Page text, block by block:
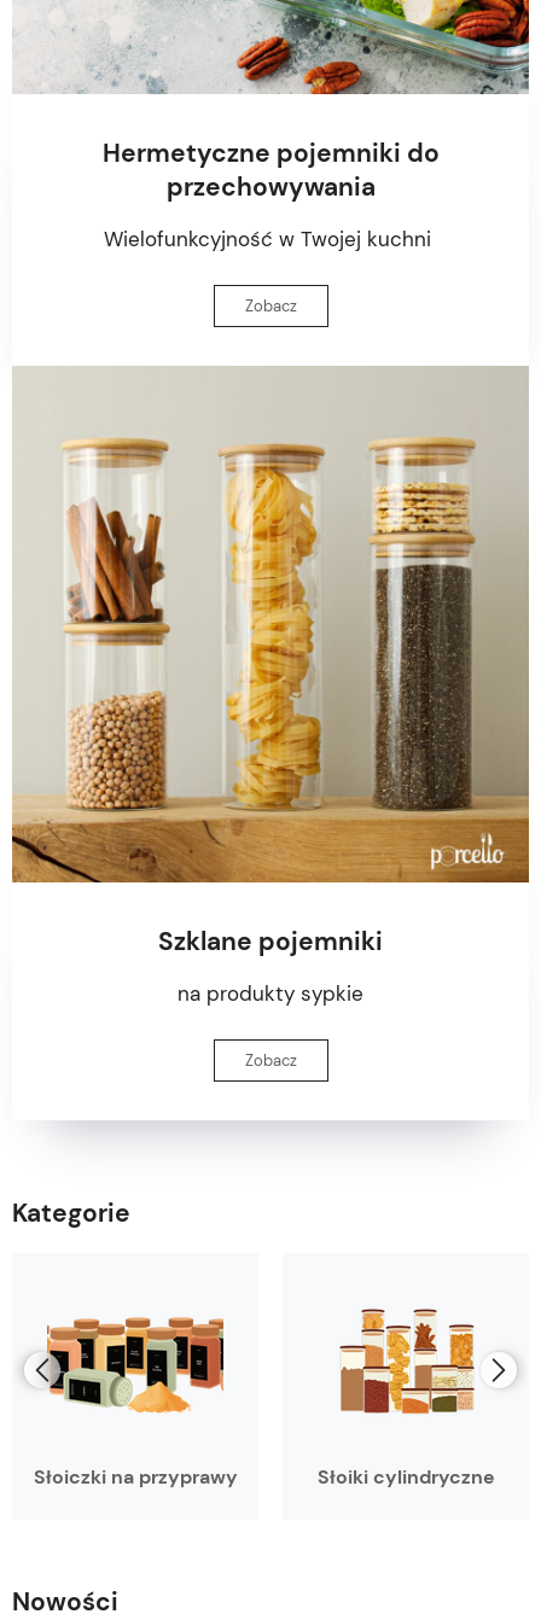
Hermetyczne pojemniki do
przechowywania
Wielofunkcyjność w Twojej kuchni
Zobacz
Szklane pojemniki
na produkty sypkie
Zobacz
Kategorie
Słoiczki na przyprawy Słoiki cylindryczne
Nowości